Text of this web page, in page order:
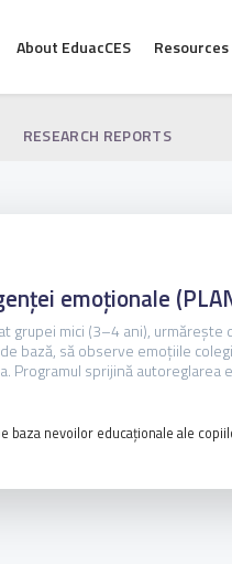
About EduacCES Resources
RESEARCH REPORTS
emoționale
grupei mici (3–4 ani),
bază, să observe emoțiile
sprijină
nevoilor educaționale ale